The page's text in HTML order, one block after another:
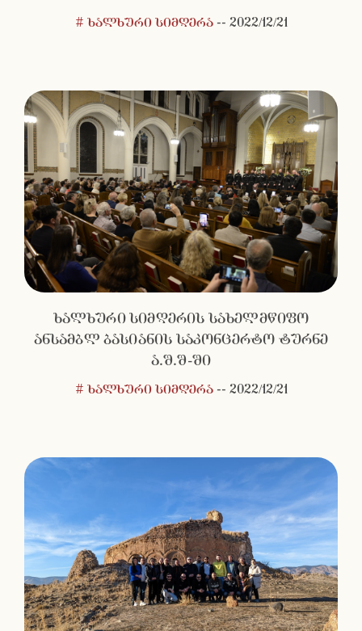
# ხალხური სიმღერა -- 2022/12/21
ხალხური სიმღერის სახელმწიფო
ანსამბლ ბასიანის საკონცერტო ტურნე
ა.შ.შ-ში
# ხალხური სიმღერა -- 2022/12/21